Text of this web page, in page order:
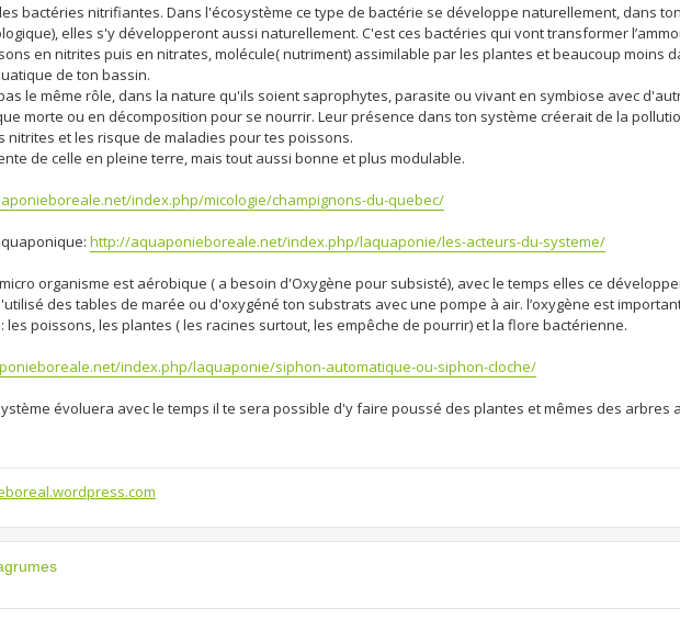
bactéries nitrifiantes. Dans l'écosystème ce type de bactérie se développe naturellement, dans
elles s'y développeront aussi naturellement. C'est ces bactéries qui vont transformer
en nitrites puis en nitrates, molécule( nutriment) assimilable par les plantes et beaucoup moins
de ton bassin.
le même rôle, dans la nature qu'ils soient saprophytes, parasite ou vivant en symbiose avec
morte ou en décomposition pour se nourrir. Leur présence dans ton système créerait de la
nitrites et les risque de maladies pour tes poissons.
de celle en pleine terre, mais tout aussi bonne et plus modulable.
index.php/micologie/champignons-du-quebec/
http://aquaponieboreale.net/index.php/laquaponie/les-acteurs-du-systeme/
organisme est aérobique ( a besoin d'Oxygène pour subsisté), avec le temps elles ce
des tables de marée ou d'oxygéné ton substrats avec une pompe à air. l’oxygène est
les poissons, les plantes ( les racines surtout, les empêche de pourrir) et la flore bactérienne.
index.php/laquaponie/siphon-automatique-ou-siphon-cloche/
évoluera avec le temps il te sera possible d'y faire poussé des plantes et mêmes des arbres